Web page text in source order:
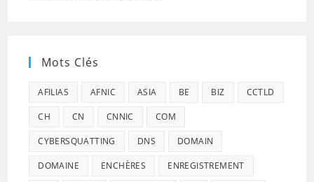
Mots Clés
AFILIAS AFNIC ASIA BE BIZ CCTLD
CH CN CNNIC COM
CYBERSQUATTING DNS DOMAIN
DOMAINE ENCHÈRES ENREGISTREMENT